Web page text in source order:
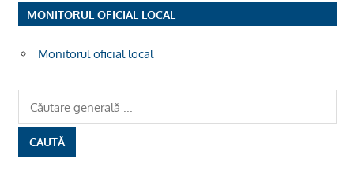
MONITORUL OFICIAL LOCAL
Monitorul oficial local